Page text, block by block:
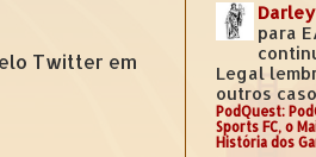
Twitter em
para
Legal
outros
PodQuest:
Sports FC, o
História dos